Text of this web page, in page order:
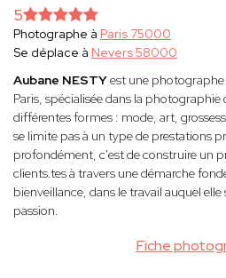
Fiche
5
Photographe à Paris 75000
Se déplace à Nevers 58000
Aubane NESTYest une photographe
Paris, spécialisée dans la
différentes formes : mode, art,
se limite pas à un type de prestations
profondément, c'est de construire un
clients.tes à travers une démarche
bienveillance, dans le travail auquel
passion.